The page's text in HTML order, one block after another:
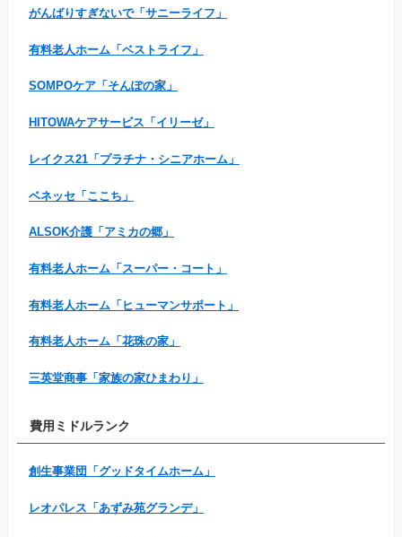
がんばりすぎないで「サニーライフ」
有料老人ホーム「ベストライフ」
SOMPOケア「そんぽの家」
HITOWAケアサービス「イリーゼ」
レイクス21「プラチナ・シニアホーム」
ベネッセ「ここち」
ALSOK介護「アミカの郷」
有料老人ホーム「スーパー・コート」
有料老人ホーム「ヒューマンサポート」
有料老人ホーム「花珠の家」
三英堂商事「家族の家ひまわり」
費用ミドルランク
創生事業団「グッドタイムホーム」
レオパレス「あずみ苑グランデ」